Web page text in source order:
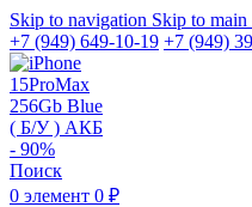
Skip to navigation Skip to main
+7 (949) 649-10-19 +7 (949)
Поиск
0 элемент 0 ₽